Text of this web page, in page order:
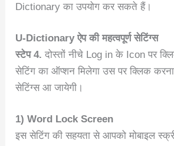
Dictionary का उपयोग कर सकते हैं।
U-Dictionary ऐप की महत्वपूर्ण सेटिंग्स
स्टेप 4. दोस्तों नीचे Log in के Icon पर
सेटिंग का ऑप्शन मिलेगा उस पर क्लिक करना
सेटिंग्स आ जायेगी।
1) Word Lock Screen
इस सेटिंग की सहयता से आपको मोबाइल